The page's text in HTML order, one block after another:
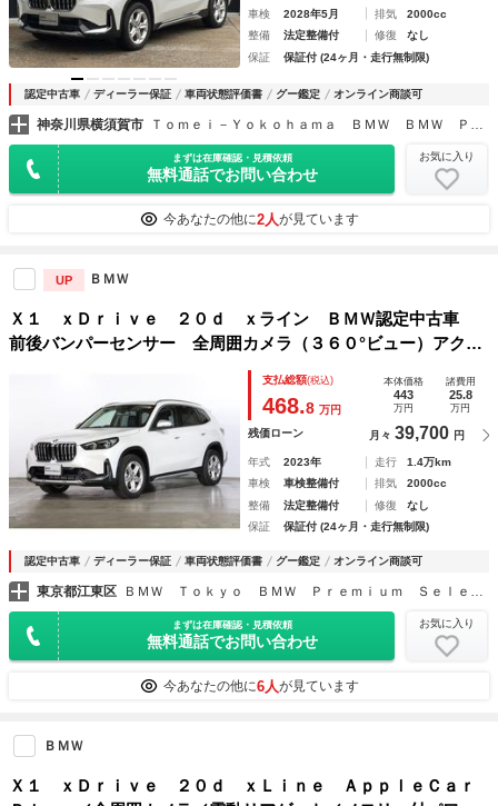
車検
2028年5月 排気
2000cc
整備
法定整備付 修復
なし
保証
保証付 (24ヶ月・走行無制限)
認定中古車 ディーラー保証 車両状態評価書 グー鑑定 オンライン商談可
神奈川県横須賀市 Ｔｏｍｅｉ－Ｙｏｋｏｈａｍａ ＢＭＷ ＢＭＷ Ｐｒｅｍｉｕｍ Ｓｅｌｅｃｔｉｏｎ 横須賀
まずは在庫確認・見積依頼
無料通話でお問い合わせ
お気に入り
今あなたの他に2人が見ています
UP ＢＭＷ
Ｘ１ ｘＤｒｉｖｅ ２０ｄ ｘライン ＢＭＷ認定中古車
前後バンパーセンサー 全周囲カメラ（３６０°ビュー）アクテ
ィブ・クルーズコントロール（ＡＣＣ）タッチ式・ナビゲーシ
支払総額(税込)
468.8 万円
本体価格
443
万円
諸費用
25.8
万円
残価ローン 月々 39,700 円
年式 2023年 走行
1.4万km
車検
車検整備付 排気
2000cc
整備
法定整備付 修復
なし
保証
保証付 (24ヶ月・走行無制限)
認定中古車 ディーラー保証 車両状態評価書 グー鑑定 オンライン商談可
東京都江東区 ＢＭＷ Ｔｏｋｙｏ ＢＭＷ Ｐｒｅｍｉｕｍ Ｓｅｌｅｃｔｉｏｎ Ｔｏｋｙｏ Ｂａｙ
まずは在庫確認・見積依頼
無料通話でお問い合わせ
お気に入り
今あなたの他に6人が見ています
ＢＭＷ
Ｘ１ ｘＤｒｉｖｅ ２０ｄ ｘＬｉｎｅ ＡｐｐｌｅＣａｒ